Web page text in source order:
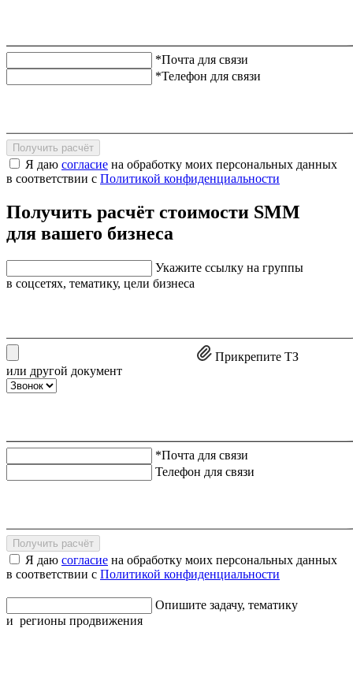
*Почта для связи
*Телефон для связи
Получить расчёт
Я даю согласие на обработку моих персональных данных
в соответствии с Политикой конфиденциальности
Получить расчёт стоимости SMM
для вашего бизнеса
Укажите ссылку на группы
в соцсетях, тематику, цели бизнеса
Прикрепите ТЗ
или другой документ
*Почта для связи
Телефон для связи
Получить расчёт
Я даю согласие на обработку моих персональных данных
в соответствии с Политикой конфиденциальности
Опишите задачу, тематику
и регионы продвижения